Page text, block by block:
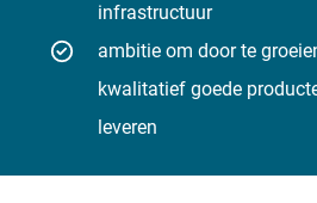
infrastructuur
ambitie om door te
kwalitatief goede
leveren